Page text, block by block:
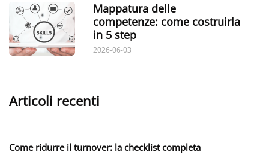
Mappatura delle
competenze: come costruirla
in 5 step
2026-06-03
Articoli recenti
Come ridurre il turnover: la checklist completa